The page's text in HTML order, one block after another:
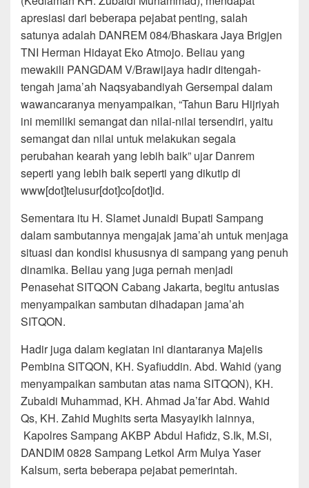
apresiasi dari beberapa pejabat penting, salah
satunya adalah DANREM 084/Bhaskara Jaya Brigjen
TNI Herman Hidayat Eko Atmojo. Beliau yang
mewakili PANGDAM V/Brawijaya hadir ditengah-
tengah jama’ah Naqsyabandiyah Gersempal dalam
wawancaranya menyampaikan, “Tahun Baru Hijriyah
ini memiliki semangat dan nilai-nilai tersendiri, yaitu
semangat dan nilai untuk melakukan segala
perubahan kearah yang lebih baik” ujar Danrem
seperti yang lebih baik seperti yang dikutip di
www[dot]telusur[dot]co[dot]id.
Sementara itu H. Slamet Junaidi Bupati Sampang
dalam sambutannya mengajak jama’ah untuk menjaga
situasi dan kondisi khususnya di sampang yang penuh
dinamika. Beliau yang juga pernah menjadi
Penasehat SITQON Cabang Jakarta, begitu antusias
menyampaikan sambutan dihadapan jama’ah
SITQON.
Hadir juga dalam kegiatan ini diantaranya Majelis
Pembina SITQON, KH. Syafiuddin. Abd. Wahid (yang
menyampaikan sambutan atas nama SITQON), KH.
Zubaidi Muhammad, KH. Ahmad Ja’far Abd. Wahid
Qs, KH. Zahid Mughits serta Masyayikh lainnya,
Kapolres Sampang AKBP Abdul Hafidz, S.Ik, M.Si,
DANDIM 0828 Sampang Letkol Arm Mulya Yaser
Kalsum, serta beberapa pejabat pemerintah.